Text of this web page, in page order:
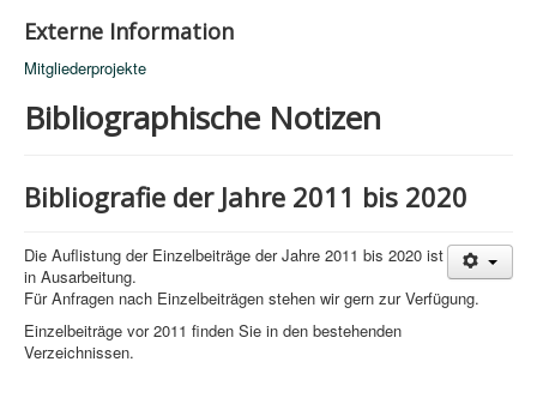
Externe Information
Mitgliederprojekte
Bibliographische Notizen
Bibliografie der Jahre 2011 bis 2020
Die Auflistung der Einzelbeiträge der Jahre 2011 bis 2020 ist
in Ausarbeitung.
Für Anfragen nach Einzelbeiträgen stehen wir gern zur Verfügung.
Einzelbeiträge vor 2011 finden Sie in den bestehenden
Verzeichnissen.